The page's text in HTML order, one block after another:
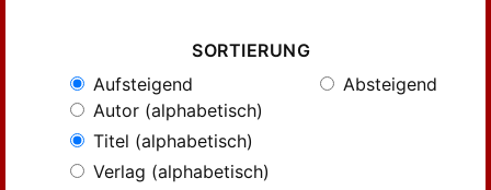
SORTIERUNG
Aufsteigend
Absteigend
Autor (alphabetisch)
Titel (alphabetisch)
Verlag (alphabetisch)